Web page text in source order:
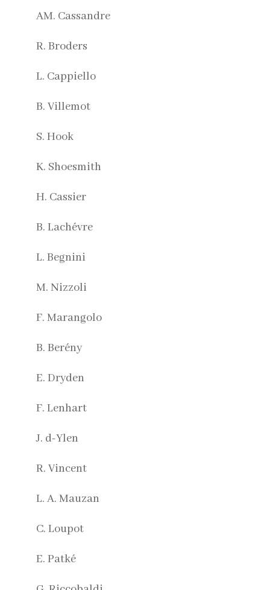
AM. Cassandre
R. Broders
L. Cappiello
B. Villemot
S. Hook
K. Shoesmith
H. Cassier
B. Lachévre
L. Begnini
M. Nizzoli
F. Marangolo
B. Berény
E. Dryden
F. Lenhart
J. d-Ylen
R. Vincent
L. A. Mauzan
C. Loupot
E. Patké